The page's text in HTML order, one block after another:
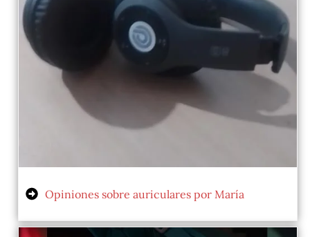
Opiniones sobre auriculares por María